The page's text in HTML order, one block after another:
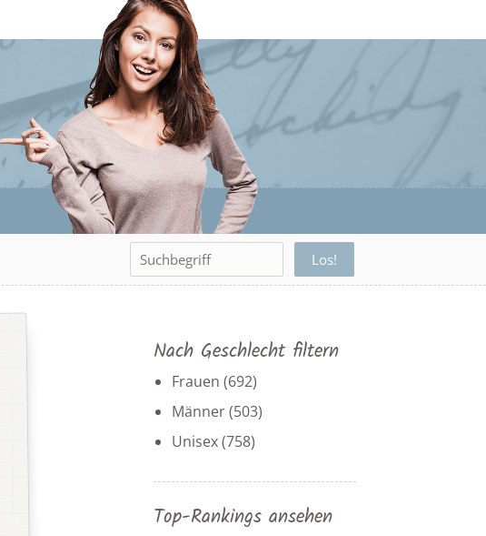
Nach Geschlecht filtern
Frauen (692)
Männer(503)
Unisex(758)
Top-Rankings ansehen